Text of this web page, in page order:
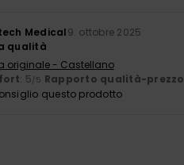
Medical9. ottobre 2025
qualità
originale - Castellano
: 5/5 Rapporto qualità-prezzo
questo prodotto